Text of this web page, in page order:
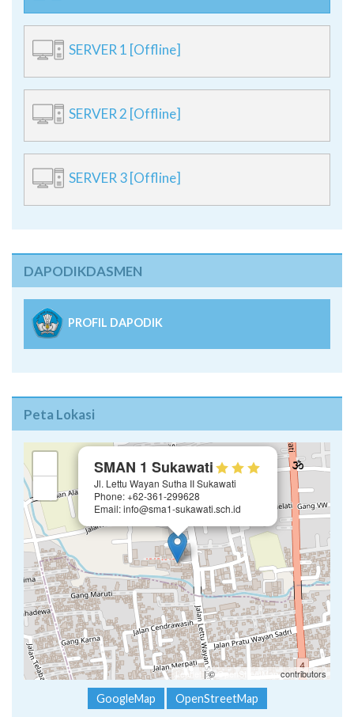
SERVER 1 [Offline]
SERVER 2 [Offline]
SERVER 3 [Offline]
DAPODIKDASMEN
PROFIL DAPODIK
Peta Lokasi
SMAN 1 Sukawati
Jl. Lettu Wayan Sutha II Sukawati
Phone: +62-361-299628
Email: info@sma1-sukawati.sch.id
Leaflet | ©OpenStreetMap contributors
GoogleMap OpenStreetMap